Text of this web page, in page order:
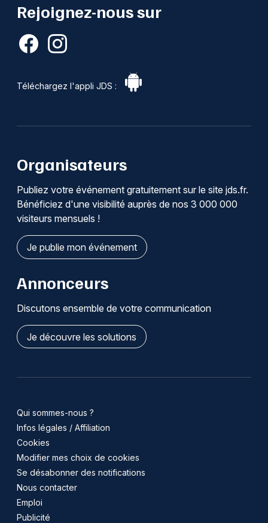
Rejoignez-nous sur
Téléchargez l'appli JDS :
Organisateurs
Publiez votre événement gratuitement sur le site jds.fr.
Bénéficiez d'une visibilité auprès de nos 3 000 000
visiteurs mensuels !
Je publie mon événement
Annonceurs
Discutons ensemble de votre communication
Je découvre les solutions
Qui sommes-nous ?
Infos légales / Affiliation
Cookies
Modifier mes choix de cookies
Se désabonner des notifications
Nous contacter
Emploi
Publicité